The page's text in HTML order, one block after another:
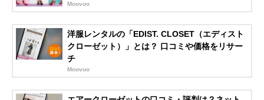
Moovoo
洋服レンタルの「EDIST. CLOSET（エディスト
クローゼット）」とは？ 口コミや価格をリサー
チ
Moovoo